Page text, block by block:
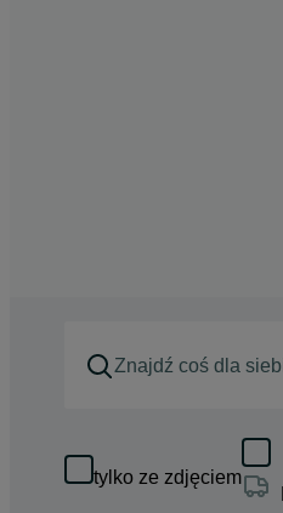
tylko ze zdjęciem